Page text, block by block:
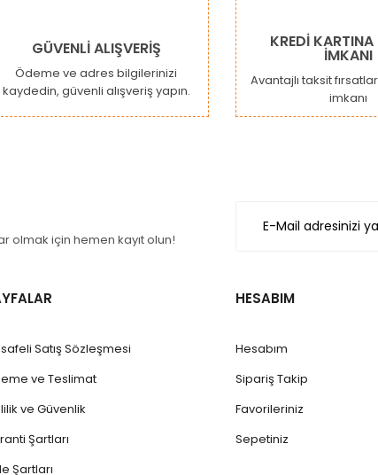
Yorum Yaz
GÜVENLİ ALIŞVERİŞ
Ödeme ve adres bilgilerinizi
kaydedin, güvenli alışveriş yapın.
KREDİ
İMKANI
Avantajlı taksit
imkanı
olmak için hemen kayıt olun!
Satış Sözleşmesi
ve Teslimat
ve Güvenlik
Şartları
Şartları
HESABIM
Hesabım
Sipariş Takip
Favorileriniz
Sepetiniz